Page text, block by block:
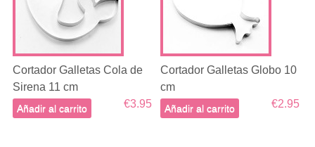
Cortador Galletas Cola de
Sirena 11 cm
€3.95
Añadir al carrito
Cortador Galletas Globo 10
cm
€2.95
Añadir al carrito